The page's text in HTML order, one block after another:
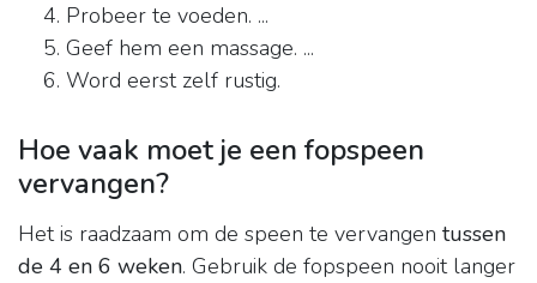
Probeer te voeden. ...
Geef hem een massage. ...
Word eerst zelf rustig.
Hoe vaak moet je een fopspeen
vervangen?
Het is raadzaam om de speen te vervangen tussen
de 4 en 6 weken. Gebruik de fopspeen nooit langer